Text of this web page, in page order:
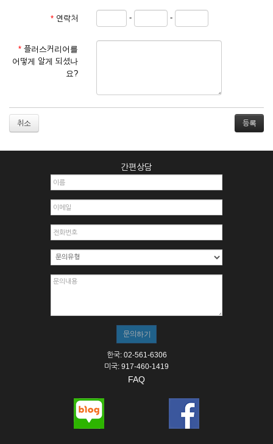
① 서비스 이용계약은 서비스 이용 희망자가 본 약관에 동의한
를 심사, 승낙함으로써 성립하며, 회사는 신청자의 실명 확인 절
차를 밟을 수 있습니다.
② 회원가입시 입력한 ID는 변경할 수 없으며, 회원 1인당 한 개
의 ID가 발급됩니다. 부득이한 경우로 인해 변경하고자 하는 경
거절하거나 취소할 수 있으며, 실명으로 등록하지 않은 자의 일
2. 개인정보를 허위로 기재하여 신청할 경우
3. 경쟁 관게에 있는 이용자가 신청할 경우
4. 타인의 서비스 이용을 방해하거나, 정보를 도용한 경우
6. 이용자가 영업활동 또는 부정한 용도로 본 서비스를 이용할
7. 회사의 정보를 사전 승낙 없이 전재, 변조, 복사하여 이용하
8. 기타 회사가 정한 제반 사항을 위반하며 신청하는 경우
제5조 (서비스의 이용 및 중지)
② 시스템 점검, 교체 및 고장, 기술적인 이유, 국가비상사태, 정
스가 불가능할 경우 회사는 사전 공지나 예고 없이 서비스의 전
부 또는 일부를 일시적 또는 영구적으로 중지할 수 있습니다.
③ 기타 회사는 서비스를 제공할 수 없는 합당한 사유가 발생한
④ 회사는 제 2항 및 제 3항의 사유로 서비스의 제공이 일시적
여 배상하지 않습니다.
제3장 권리 및 의무
* 연락처 - -
* 플러스커리어를
어떻게 알게 되셨나
요?
취소
간편상담
한국: 02-561-6306
미국: 917-460-1419
FAQ